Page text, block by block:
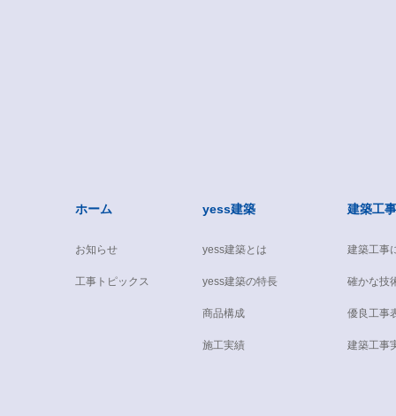
ホーム
お知らせ
工事トピックス
yess建築
yess建築とは
yess建築の特長
商品構成
施工実績
建築工事
建築工事
確かな技
優良工事
建築工事